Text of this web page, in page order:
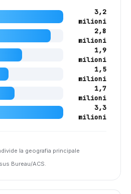
3,2
milioni
2,8
milioni
1,9
milioni
1,5
milioni
1,7
milioni
3,3
milioni
la geografia principale
Bureau/ACS.